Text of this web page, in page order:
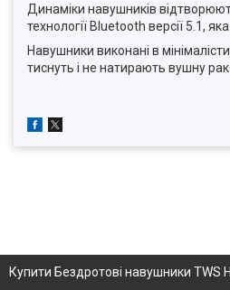
Динаміки навушників
технології Bluetooth версії 5.1,
Навушники виконані в
тиснуть і не натирають вушну
Купити Бездротові навушники TWS